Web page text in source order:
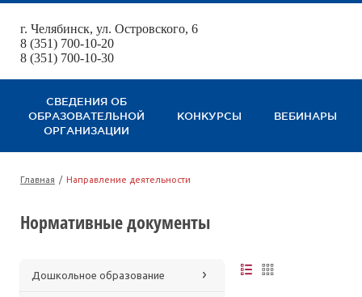
г. Челябинск, ул. Островского, 6
8 (351) 700-10-20
8 (351) 700-10-30
СВЕДЕНИЯ ОБ
ОБРАЗОВАТЕЛЬНОЙ
ОРГАНИЗАЦИИ
КОНКУРСЫ ВЕБИНАРЫ
Главная / Направление деятельности
Нормативные документы
Дошкольное образование